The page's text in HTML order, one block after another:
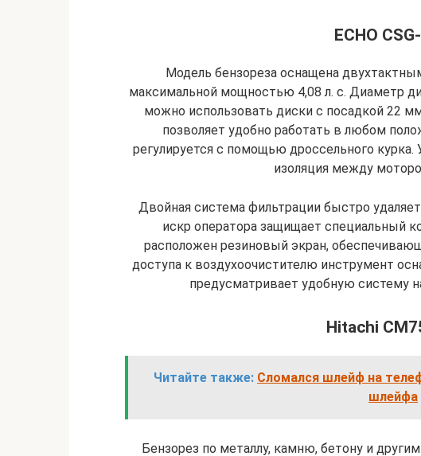
ECHO
Модель бензореза оснащена
максимальной мощностью 4,08 л. с. Диаметр
можно использовать диски с посадкой 22
позволяет удобно работать в любом
регулируется с помощью дроссельного
изоляция между
Двойная система фильтрации быстро
искр оператора защищает специальный
расположен резиновый экран,
доступа к воздухоочистителю инструмент
предусматривает удобную систему
Hitachi
Читайте также: Сломался шлейф на
шлейфа
Бензорез по металлу, камню, бетону и